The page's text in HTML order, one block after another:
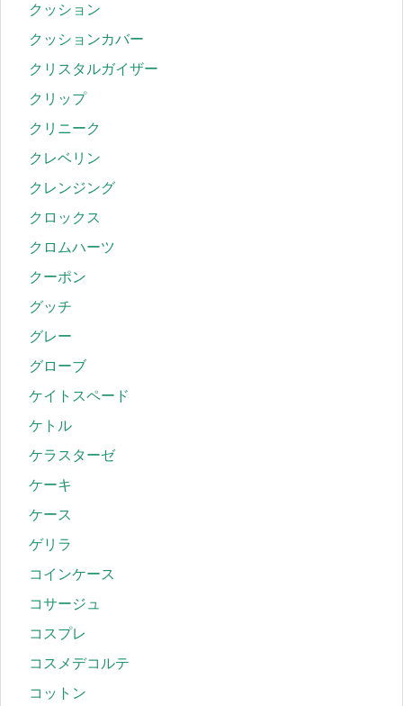
クッション
クッションカバー
クリスタルガイザー
クリップ
クリニーク
クレベリン
クレンジング
クロックス
クロムハーツ
クーポン
グッチ
グレー
グローブ
ケイトスペード
ケトル
ケラスターゼ
ケーキ
ケース
ゲリラ
コインケース
コサージュ
コスプレ
コスメデコルテ
コットン